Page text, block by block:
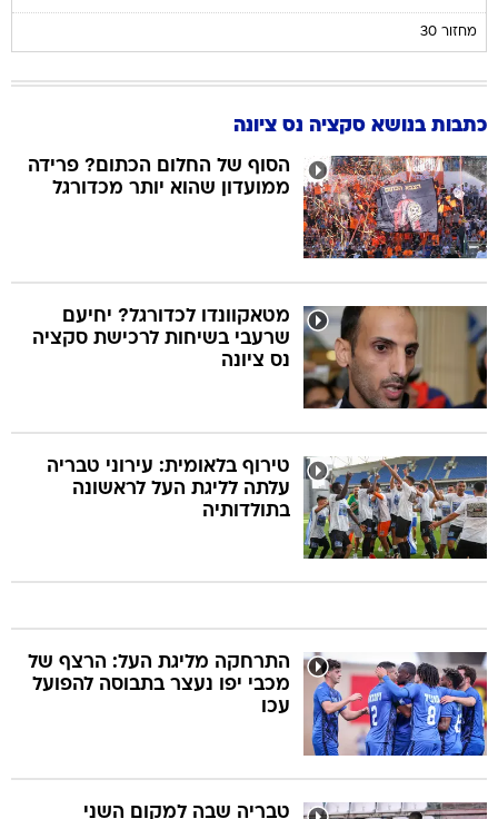
מחזור 30
כתבות בנושא סקציה נס ציונה
הסוף של החלום הכתום? פרידה
ממועדון שהוא יותר מכדורגל
מטאקוונדו לכדורגל? יחיעם
שרעבי בשיחות לרכישת סקציה
נס ציונה
טירוף בלאומית: עירוני טבריה
עלתה לליגת העל לראשונה
בתולדותיה
התרחקה מליגת העל: הרצף של
מכבי יפו נעצר בתבוסה להפועל
עכו
טבריה שבה למקום השני